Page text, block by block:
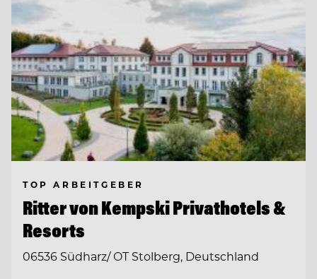
TOP ARBEITGEBER
Ritter von Kempski Privathotels &
Resorts
06536 Südharz/ OT Stolberg, Deutschland